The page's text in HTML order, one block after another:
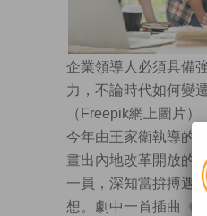
企業領導人必須具備
力，不論時代如何變
（Freepik網上圖片）
今年由王家衛執導的
畫出內地改革開放的
一員，深知當拚搏遇
想。劇中一首插曲《